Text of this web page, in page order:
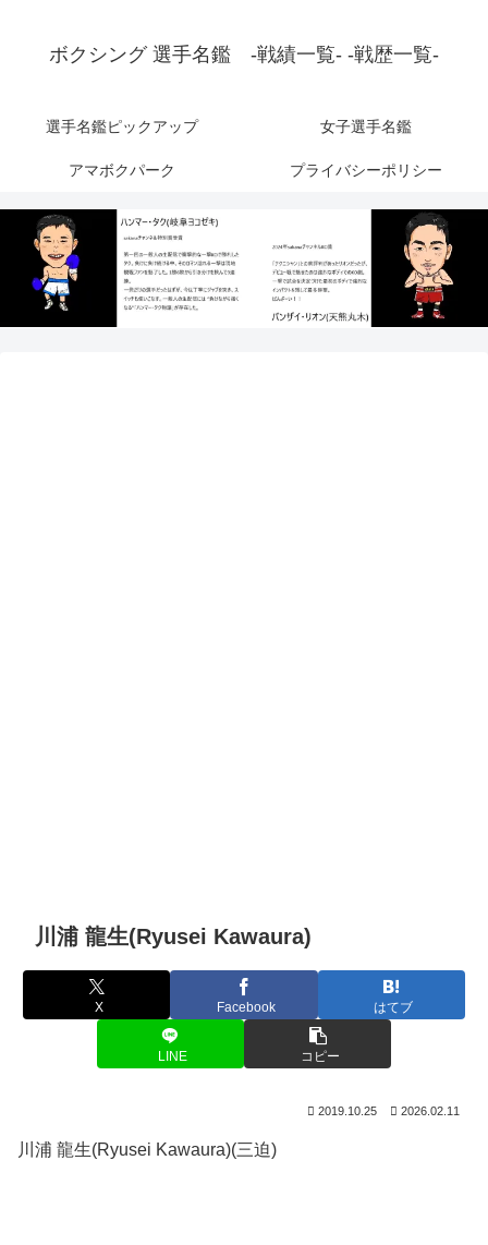
ボクシング 選手名鑑 -戦績一覧- -戦歴一覧-
選手名鑑ピックアップ 女子選手名鑑
アマボクパーク プライバシーポリシー
川浦 龍生(Ryusei Kawaura)
X Facebook はてブ
LINE コピー
2019.10.25 2026.02.11
川浦 龍生(Ryusei Kawaura)(三迫)